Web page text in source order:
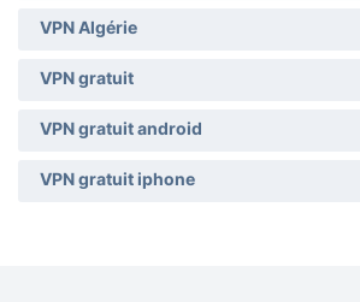
VPN Algérie
VPN gratuit
VPN gratuit android
VPN gratuit iphone